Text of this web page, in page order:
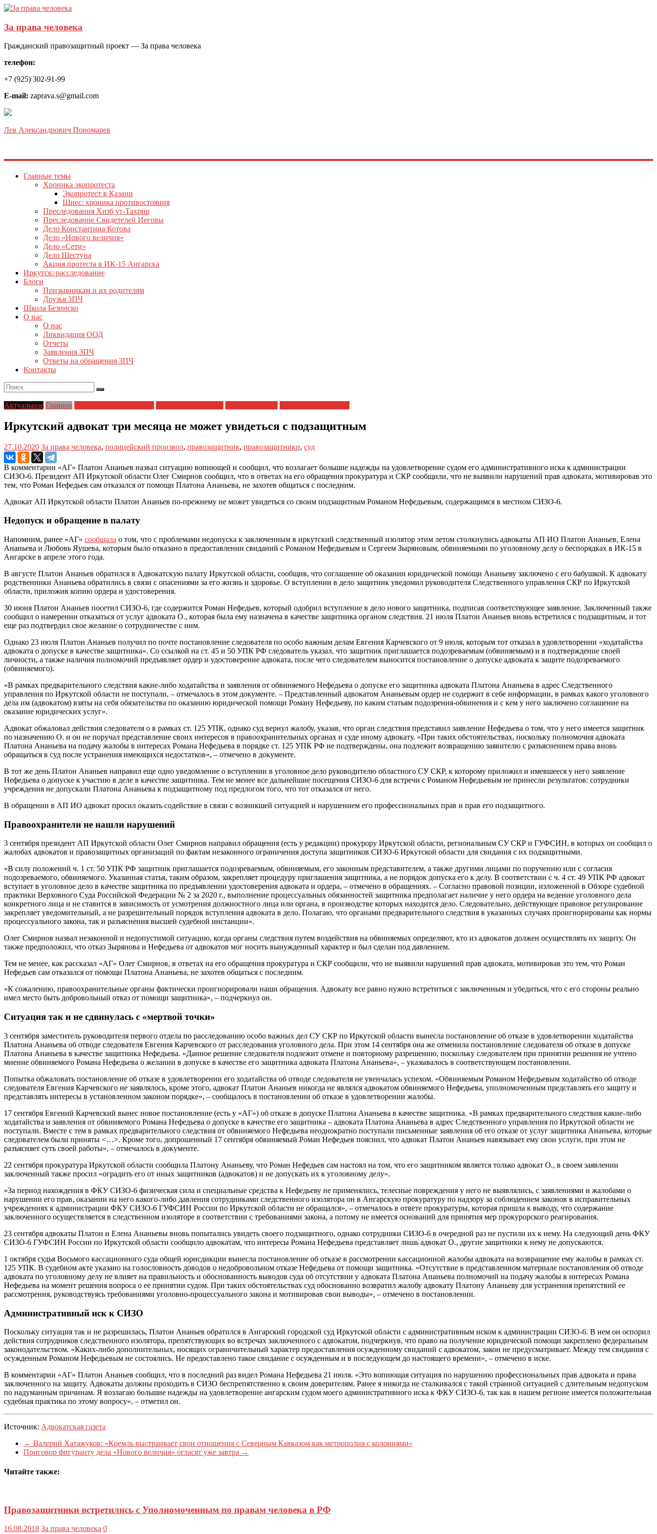
За права человека
Гражданский правозащитный проект — За права человека
телефон:
+7 (925) 302-91-99
E-mail: zaprava.s@gmail.com
Лев Александрович Пономарев
Главные темы
Хроника экопротеста
Экопротест в Казани
Шиес: хроника противостояния
Преследования Хизб ут-Тахрир
Преследование Свидетелей Иеговы
Дело Константина Котова
Дело «Нового величия»
Дело «Сети»
Дело Шестуна
Акция протеста в ИК-15 Ангарска
Иркутск: расследование
Блоги
Призывникам и их родителям
Друзья ЗПЧ
Школа Безниско
О нас
О нас
Ликвидация ООД
Отчеты
Заявления ЗПЧ
Ответы на обращения ЗПЧ
Контакты
Актуальное Главное
Иркутский адвокат три месяца не может увидеться с подзащитным
27.10.2020 За права человека, полицейский произвол, правозащитник, правозащитники, суд
В комментарии «АГ» Платон Ананьев назвал ситуацию вопиющей и сообщил, что возлагает большие надежды на удовлетворение судом его административного иска к администрации
СИЗО-6. Президент АП Иркутской области Олег Смирнов сообщил, что в ответах на его обращения прокуратура и СКР сообщили, что не выявили нарушений прав адвоката, мотивировав это
тем, что Роман Нефедьев сам отказался от помощи Платона Ананьева, не захотев общаться с последним.
Адвокат АП Иркутской области Платон Ананьев по-прежнему не может увидеться со своим подзащитным Романом Нефедьевым, содержащимся в местном СИЗО-6.
Недопуск и обращение в палату
Напомним, ранее «АГ» сообщала о том, что с проблемами недопуска к заключенным в иркутский следственный изолятор этим летом столкнулись адвокаты АП ИО Платон Ананьев, Елена
Ананьева и Любовь Яушева, которым было отказано в предоставлении свиданий с Романом Нефедьевым и Сергеем Зыряновым, обвиняемыми по уголовному делу о беспорядках в ИК-15 в
Ангарске в апреле этого года.
В августе Платон Ананьев обратился в Адвокатскую палату Иркутской области, сообщив, что соглашение об оказании юридической помощи Ананьеву заключено с его бабушкой. К адвокату
родственники Ананьева обратились в связи с опасениями за его жизнь и здоровье. О вступлении в дело защитник уведомил руководителя Следственного управления СКР по Иркутской
области, приложив копию ордера и удостоверения.
30 июня Платон Ананьев посетил СИЗО-6, где содержится Роман Нефедьев, который одобрил вступление в дело нового защитника, подписав соответствующее заявление. Заключенный также
сообщил о намерении отказаться от услуг адвоката О., которая была ему назначена в качестве защитника органом следствия. 21 июля Платон Ананьев вновь встретился с подзащитным, и тот
еще раз подтвердил свое желание о сотрудничестве с ним.
Однако 23 июля Платон Ананьев получил по почте постановление следователя по особо важным делам Евгения Карчевского от 9 июля, которым тот отказал в удовлетворении «ходатайства
адвоката о допуске в качестве защитника». Со ссылкой на ст. 45 и 50 УПК РФ следователь указал, что защитник приглашается подозреваемым (обвиняемым) и в подтверждение своей
личности, а также наличия полномочий предъявляет ордер и удостоверение адвоката, после чего следователем выносится постановление о допуске адвоката к защите подозреваемого
(обвиняемого).
«В рамках предварительного следствия какие-либо ходатайства и заявления от обвиняемого Нефедьева о допуске его защитника адвоката Платона Ананьева в адрес Следственного
управления по Иркутской области не поступали, – отмечалось в этом документе. – Представленный адвокатом Ананьевым ордер не содержит в себе информации, в рамках какого уголовного
дела им (адвокатом) взяты на себя обязательства по оказанию юридической помощи Роману Нефедьеву, по каким статьям подозрения-обвинения и с кем у него заключено соглашение на
оказание юридических услуг».
Адвокат обжаловал действия следователя о в рамках ст. 125 УПК, однако суд вернул жалобу, указав, что орган следствия представил заявление Нефедьева о том, что у него имеется защитник
по назначению О. и он не поручал представление своих интересов в правоохранительных органах и суде иному адвокату. «При таких обстоятельствах, поскольку полномочия адвоката
Платона Ананьева на подачу жалобы в интересах Романа Нефедьева в порядке ст. 125 УПК РФ не подтверждены, она подлежит возвращению заявителю с разъяснением права вновь
обращаться в суд после устранения имеющихся недостатков», – отмечено в документе.
В тот же день Платон Ананьев направил еще одно уведомление о вступлении в уголовное дело руководителю областного СУ СКР, к которому приложил и имевшееся у него заявление
Нефедьева о допуске к участию в деле в качестве защитника. Тем не менее все дальнейшие посещения СИЗО-6 для встречи с Романом Нефедьевым не принесли результатов: сотрудники
учреждения не допускали Платона Ананьева к подзащитному под предлогом того, что тот отказался от него.
В обращении в АП ИО адвокат просил оказать содействие в связи с возникшей ситуацией и нарушением его профессиональных прав и прав его подзащитного.
Правоохранители не нашли нарушений
3 сентября президент АП Иркутской области Олег Смирнов направил обращения (есть у редакции) прокурору Иркутской области, региональным СУ СКР и ГУФСИН, в которых он сообщил о
жалобах адвокатов и правозащитных организаций по фактам незаконного ограничения доступа защитников СИЗО-6 Иркутской области для свидания с их подзащитными.
«В силу положений ч. 1 ст. 50 УПК РФ защитник приглашается подозреваемым, обвиняемым, его законным представителем, а также другими лицами по поручению или с согласия
подозреваемого, обвиняемого. Указанная статья, таким образом, закрепляет процедуру приглашения защитника, а не порядок допуска его к делу. В соответствии с ч. 4 ст. 49 УПК РФ адвокат
вступает в уголовное дело в качестве защитника по предъявлении удостоверения адвоката и ордера, – отмечено в обращениях. – Согласно правовой позиции, изложенной в Обзоре судебной
практики Верховного Суда Российской Федерации № 2 за 2020 г., выполнение процессуальных обязанностей защитника предполагает наличие у него ордера на ведение уголовного дела
конкретного лица и не ставится в зависимость от усмотрения должностного лица или органа, в производстве которых находится дело. Следовательно, действующее правовое регулирование
закрепляет уведомительный, а не разрешительный порядок вступления адвоката в дело. Полагаю, что органами предварительного следствия в указанных случаях проигнорированы как нормы
процессуального закона, так и разъяснения высшей судебной инстанции».
Олег Смирнов назвал незаконной и недопустимой ситуацию, когда органы следствия путем воздействия на обвиняемых определяют, кто из адвокатов должен осуществлять их защиту. Он
также предположил, что отказ Зырянова и Нефедьева от адвокатов мог носить вынужденный характер и был сделан под давлением.
Тем не менее, как рассказал «АГ» Олег Смирнов, в ответах на его обращения прокуратура и СКР сообщили, что не выявили нарушений прав адвоката, мотивировав это тем, что Роман
Нефедьев сам отказался от помощи Платона Ананьева, не захотев общаться с последним.
«К сожалению, правоохранительные органы фактически проигнорировали наши обращения. Адвокату все равно нужно встретиться с заключенным и убедиться, что с его стороны реально
имел место быть добровольный отказ от помощи защитника», – подчеркнул он.
Ситуация так и не сдвинулась с «мертвой точки»
3 сентября заместитель руководителя первого отдела по расследованию особо важных дел СУ СКР по Иркутской области вынесла постановление об отказе в удовлетворении ходатайства
Платона Ананьева об отводе следователя Евгения Карчевского от расследования уголовного дела. При этом 14 сентября она же отменила постановление следователя об отказе в допуске
Платона Ананьева в качестве защитника Нефедьева. «Данное решение следователя подлежит отмене и повторному разрешению, поскольку следователем при принятии решения не учтено
мнение обвиняемого Романа Нефедьева о желании в допуске в качестве его защитника адвоката Платона Ананьева», – указывалось в соответствующем постановлении.
Попытка обжаловать постановление об отказе в удовлетворении его ходатайства об отводе следователя не увенчалась успехом. «Обвиняемым Романом Нефедьевым ходатайство об отводе
следователя Евгения Карчевского не заявлялось, кроме этого, адвокат Платон Ананьев никогда не являлся адвокатом обвиняемого Нефедьева, уполномоченным представлять его защиту и
представлять интересы в установленном законом порядке», – сообщалось в постановлении об отказе в удовлетворении жалобы.
17 сентября Евгений Карчевский вынес новое постановление (есть у «АГ») об отказе в допуске Платона Ананьева в качестве защитника. «В рамках предварительного следствия какие-либо
ходатайства и заявления от обвиняемого Романа Нефедьева о допуске в качестве его защитника – адвоката Платона Ананьева в адрес Следственного управления по Иркутской области не
поступали. Вместе с тем в рамках предварительного следствия от обвиняемого Нефедьева неоднократно поступали письменные заявления об его отказе от услуг защитника Ананьева, которые
следователем были приняты <…>. Кроме того, допрошенный 17 сентября обвиняемый Роман Нефедьев пояснил, что адвокат Платон Ананьев навязывает ему свои услуги, при этом не
разъясняет суть своей работы», – отмечалось в документе.
22 сентября прокуратура Иркутской области сообщила Платону Ананьеву, что Роман Нефедьев сам настоял на том, что его защитником является только адвокат О., в своем заявлении
заключенный также просил «оградить его от иных защитников (адвокатов) и не допускать их к уголовному делу».
«За период нахождения в ФКУ СИЗО-6 физическая сила и специальные средства к Нефедьеву не применялись, телесные повреждения у него не выявлялись, с заявлениями и жалобами о
нарушении его прав, оказании на него какого-либо давления сотрудниками следственного изолятора он в Ангарскую прокуратуру по надзору за соблюдением законов в исправительных
учреждениях к администрации ФКУ СИЗО-6 ГУФСИН России по Иркутской области не обращался», – отмечалось в ответе прокуратуры, которая пришла к выводу, что содержание
заключенного осуществляется в следственном изоляторе в соответствии с требованиями закона, а потому не имеется оснований для принятия мер прокурорского реагирования.
23 сентября адвокаты Платон и Елена Ананьевы вновь попытались увидеть своего подзащитного, однако сотрудники СИЗО-6 в очередной раз не пустили их к нему. На следующий день ФКУ
СИЗО-6 ГУФСИН России по Иркутской области сообщило адвокатам, что интересы Романа Нефедьева представляет лишь адвокат О., другие защитники к нему не допускаются.
1 октября судья Восьмого кассационного суда общей юрисдикции вынесла постановление об отказе в рассмотрении кассационной жалобы адвоката на возвращение ему жалобы в рамках ст.
125 УПК. В судебном акте указано на голословность доводов о недобровольном отказе Нефедьева от помощи защитника. «Отсутствие в представленном материале постановления об отводе
адвоката по уголовному делу не влияет на правильность и обоснованность выводов суда об отсутствии у адвоката Платона Ананьева полномочий на подачу жалобы в интересах Романа
Нефедьева на момент решения вопроса о ее принятии судом. При таких обстоятельствах суд обоснованно возвратил жалобу адвокату Платону Ананьеву для устранения препятствий ее
рассмотрения, руководствуясь требованиями уголовно-процессуального закона и мотивировав свои выводы», – отмечено в постановлении.
Административный иск к СИЗО
Поскольку ситуация так и не разрешилась, Платон Ананьев обратился в Ангарский городской суд Иркутской области с административным иском к администрации СИЗО-6. В нем он оспорил
действия сотрудников следственного изолятора, препятствующих во встречах заключенного с адвокатом, подчеркнув, что право на получение юридической помощи закреплено федеральным
законодательством. «Каких-либо дополнительных, носящих ограничительный характер предоставления осужденному свиданий с адвокатом, закон не предусматривает. Между тем свидания с
осужденным Романом Нефедьевым не состоялись. Не предоставлено такое свидание с осужденным и в последующем до настоящего времени», – отмечено в иске.
В комментарии «АГ» Платон Ананьев сообщил, что в последний раз видел Романа Нефедьева 21 июля. «Это вопиющая ситуация по нарушению профессиональных прав адвоката и права
заключенного на защиту. Адвокаты должны проходить в СИЗО беспрепятственно к своим доверителям. Ранее я никогда не сталкивался с такой странной ситуацией с длительным недопуском
по надуманным причинам. Я возлагаю большие надежды на удовлетворение ангарским судом моего административного иска к ФКУ СИЗО-6, так как в нашем регионе имеется положительная
судебная практика по этому вопросу», – отметил он.
Источник: Адвокатская газета
← Валерий Хатажуков: «Кремль выстраивает свои отношения с Северным Кавказом как метрополия с колониями»
Приговор фигуранту дела «Нового величия» огласят уже завтра →
Читайте также:
Правозащитники встретились с Уполномоченным по правам человека в РФ
16.08.2018 За права человека 0